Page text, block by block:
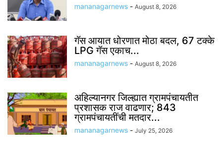
mananagarnews - August 8, 2026
गॅस आयात धोरणात मोठा बदल, 67 टक्के
LPG गॅस एकाच...
mananagarnews - August 8, 2026
अहिल्यानगर जिल्ह्यात ग्रामपंचायतीत
प्रशासक राज वाढणार; 843
ग्रामपंचायतींची मतदार...
mananagarnews - July 25, 2026